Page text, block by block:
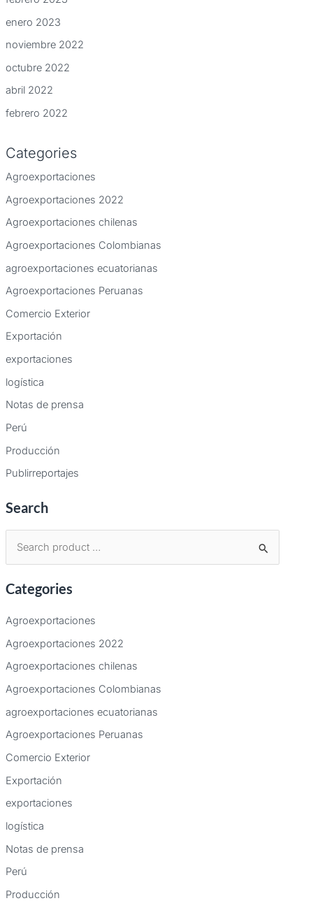
enero 2023
noviembre 2022
octubre 2022
abril 2022
febrero 2022
Categories
Agroexportaciones
Agroexportaciones 2022
Agroexportaciones chilenas
Agroexportaciones Colombianas
agroexportaciones ecuatorianas
Agroexportaciones Peruanas
Comercio Exterior
Exportación
exportaciones
logística
Notas de prensa
Perú
Producción
Publirreportajes
Search
s
r
p
o
r
:
Categories
Agroexportaciones
Agroexportaciones 2022
Agroexportaciones chilenas
Agroexportaciones Colombianas
agroexportaciones ecuatorianas
Agroexportaciones Peruanas
Comercio Exterior
Exportación
exportaciones
logística
Notas de prensa
Perú
Producción